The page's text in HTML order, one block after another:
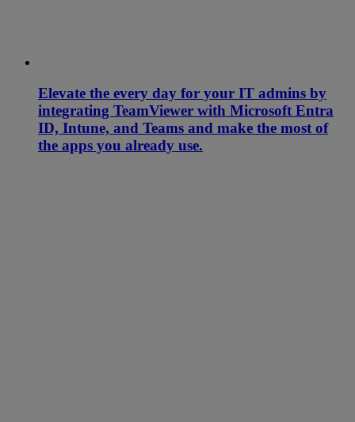
Elevate the every day for your IT admins by
integrating TeamViewer with Microsoft Entra
ID, Intune, and Teams and make the most of
the apps you already use.